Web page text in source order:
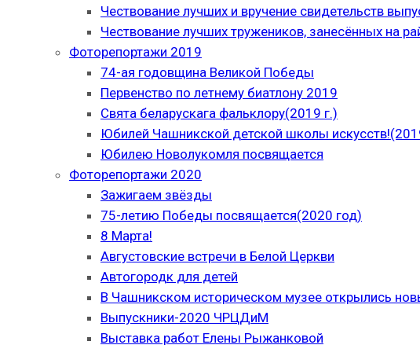
Чествование лучших и вручение свидетельств
Чествование лучших тружеников, занесённых на
Фоторепортажи 2019
74-ая годовщина Великой Победы
Первенство по летнему биатлону 2019
Свята беларускага фальклору(2019 г.)
Юбилей Чашникской детской школы
Юбилею Новолукомля посвящается
Фоторепортажи 2020
Зажигаем звёзды
75-летию Победы посвящается(2020 год)
8 Марта!
Августовские встречи в Белой Церкви
Автогородк для детей
В Чашникском историческом музее открылись
Выпускники-2020 ЧРЦДиМ
Выставка работ Елены Рыжанковой